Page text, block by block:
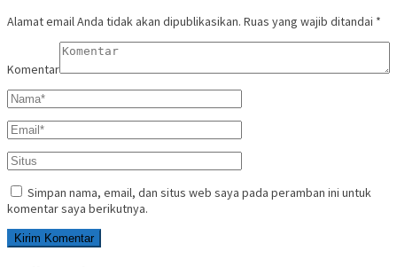
Alamat email Anda tidak akan dipublikasikan. Ruas yang wajib ditandai *
Komentar
Simpan nama, email, dan situs web saya pada peramban ini untuk
komentar saya berikutnya.